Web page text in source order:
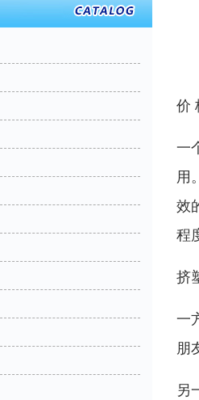
价
一
用
效
程
挤
一
朋
另